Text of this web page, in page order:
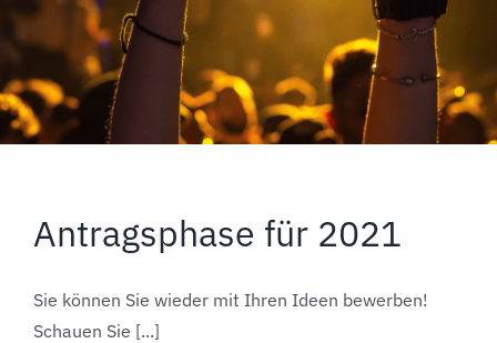
Antragsphase für 2021
Sie können Sie wieder mit Ihren Ideen bewerben!
Schauen Sie [...]